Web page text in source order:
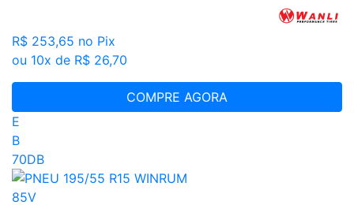
R$ 253,65 no Pix
ou 10x de R$ 26,70
COMPRE AGORA
E
B
70DB